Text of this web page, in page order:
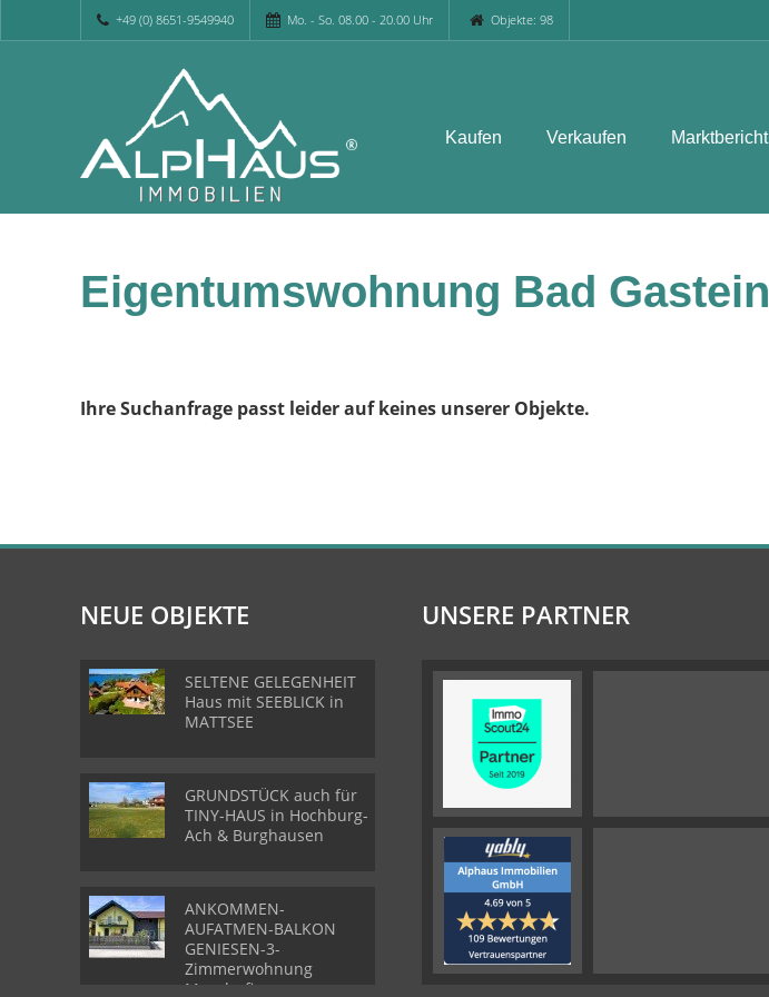
+49 (0) 8651-9549940 Mo. - So. 08.00 - 20.00 Uhr Objekte: 98
Kaufen Verkaufen Marktbericht
Eigentumswohnung Bad Gastein
Ihre Suchanfrage passt leider auf keines unserer Objekte.
NEUE OBJEKTE
SELTENE GELEGENHEIT
Haus mit SEEBLICK in
MATTSEE
GRUNDSTÜCK auch für
TINY-HAUS in Hochburg-
Ach & Burghausen
ANKOMMEN-
AUFATMEN-BALKON
GENIESEN-3-
Zimmerwohnung
Munderfing
UNSERE PARTNER